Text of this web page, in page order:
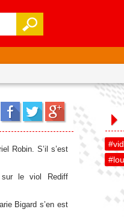
Robin. S’il s’est
le viol Rediff
Bigard s’en est